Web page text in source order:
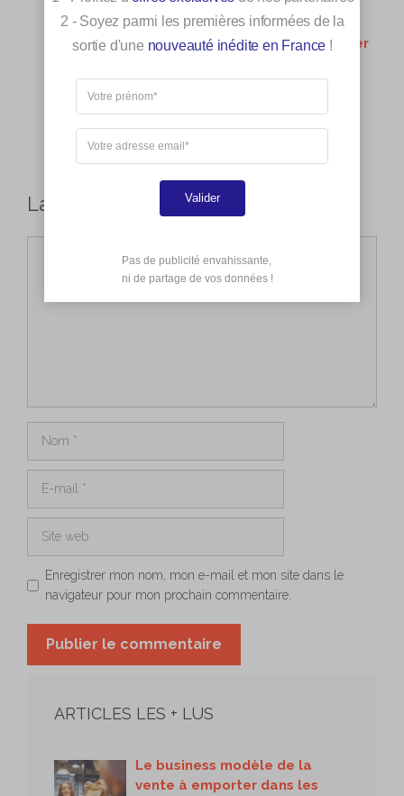
Déco vintage : conseils d’installation de vos
lustres
Une salle à manger design : comment décorer
Comment nettoyer un canapé en tissu ?
Ma prime renov 2022 : les infos utiles à savoir
Comment faire du gris ?
Comment faire du bleu ?
Laisser un commentaire
Enregistrer mon nom, mon e-mail et mon site dans le
navigateur pour mon prochain commentaire.
ARTICLES LES + LUS
Le business modèle de la
vente à emporter dans les
2 - Soyez parmi les premières informées de la
sortie d'une nouveauté inédite en France !
Valider
Pas de publicité envahissante,
ni de partage de vos données !